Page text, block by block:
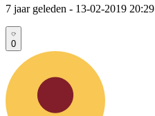
7 jaar geleden - 13-02-2019 20:29
0